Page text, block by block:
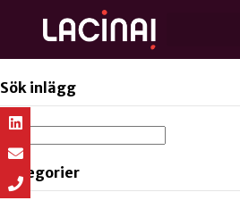
Sök inlägg
Kategorier